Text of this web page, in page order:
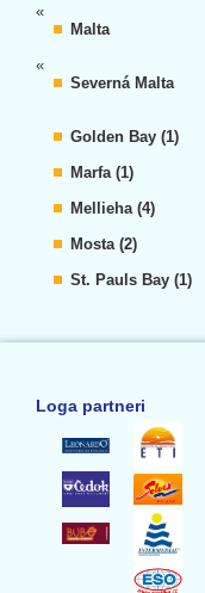
«
Malta
«
Severná Malta
Golden Bay (1)
Marfa (1)
Mellieha (4)
Mosta (2)
St. Pauls Bay (1)
Loga partneri